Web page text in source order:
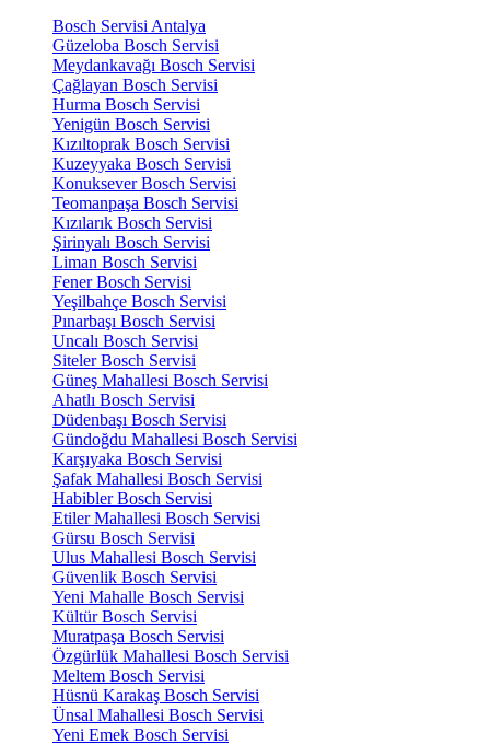
Bosch Servisi Antalya
Güzeloba Bosch Servisi
Meydankavağı Bosch Servisi
Çağlayan Bosch Servisi
Hurma Bosch Servisi
Yenigün Bosch Servisi
Kızıltoprak Bosch Servisi
Kuzeyyaka Bosch Servisi
Konuksever Bosch Servisi
Teomanpaşa Bosch Servisi
Kızılarık Bosch Servisi
Şirinyalı Bosch Servisi
Liman Bosch Servisi
Fener Bosch Servisi
Yeşilbahçe Bosch Servisi
Pınarbaşı Bosch Servisi
Uncalı Bosch Servisi
Siteler Bosch Servisi
Güneş Mahallesi Bosch Servisi
Ahatlı Bosch Servisi
Düdenbaşı Bosch Servisi
Gündoğdu Mahallesi Bosch Servisi
Karşıyaka Bosch Servisi
Şafak Mahallesi Bosch Servisi
Habibler Bosch Servisi
Etiler Mahallesi Bosch Servisi
Gürsu Bosch Servisi
Ulus Mahallesi Bosch Servisi
Güvenlik Bosch Servisi
Yeni Mahalle Bosch Servisi
Kültür Bosch Servisi
Muratpaşa Bosch Servisi
Özgürlük Mahallesi Bosch Servisi
Meltem Bosch Servisi
Hüsnü Karakaş Bosch Servisi
Ünsal Mahallesi Bosch Servisi
Yeni Emek Bosch Servisi